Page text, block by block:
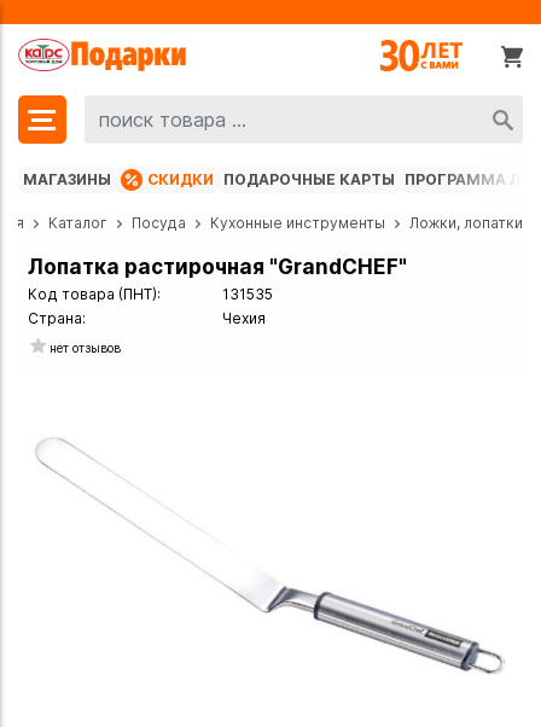
МАГАЗИНЫ СКИДКИ ПОДАРОЧНЫЕ КАРТЫ ПРОГРАММА
Каталог Посуда Кухонные инструменты Ложки, лопатки
Лопатка растирочная "GrandCHEF"
Код товара (ПНТ):
131535
Страна:
Чехия
нет отзывов